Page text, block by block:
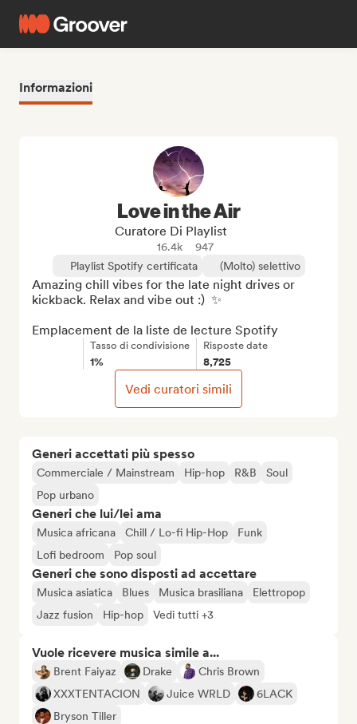
Informazioni
Generi accettati più spesso
Commerciale / Mainstream Hip-hop R&B
Soul
Pop urbano
Generi che lui/lei ama
Musica africana Chill / Lo-fi Hip-Hop
Funk
Lofi bedroom
Pop soul
Generi che sono disposti ad accettare
Musica asiatica Blues Musica brasiliana
Elettropop
Jazz fusion
Hip-hop Vedi tutti +3
Vuole ricevere musica simile a...
Brent Faiyaz Drake
Chris Brown
XXXTENTACION
Juice WRLD
6LACK
Bryson Tiller
Love in the Air
Curatore Di Playlist
16.4k
947
Playlist Spotify certificata
(Molto) selettivo
Amazing chill vibes for the late night drives or
kickback. Relax and vibe out :)  ✨
Emplacement de la liste de lecture Spotify
Tasso di condivisione
1%
Risposte date
8,725
Vedi curatori simili